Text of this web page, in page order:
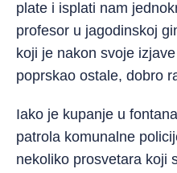
plate i isplati nam
profesor u jagodinskoj
koji je nakon svoje
poprskao ostale, dobro
Iako je kupanje u
patrola komunalne
nekoliko prosvetara koji